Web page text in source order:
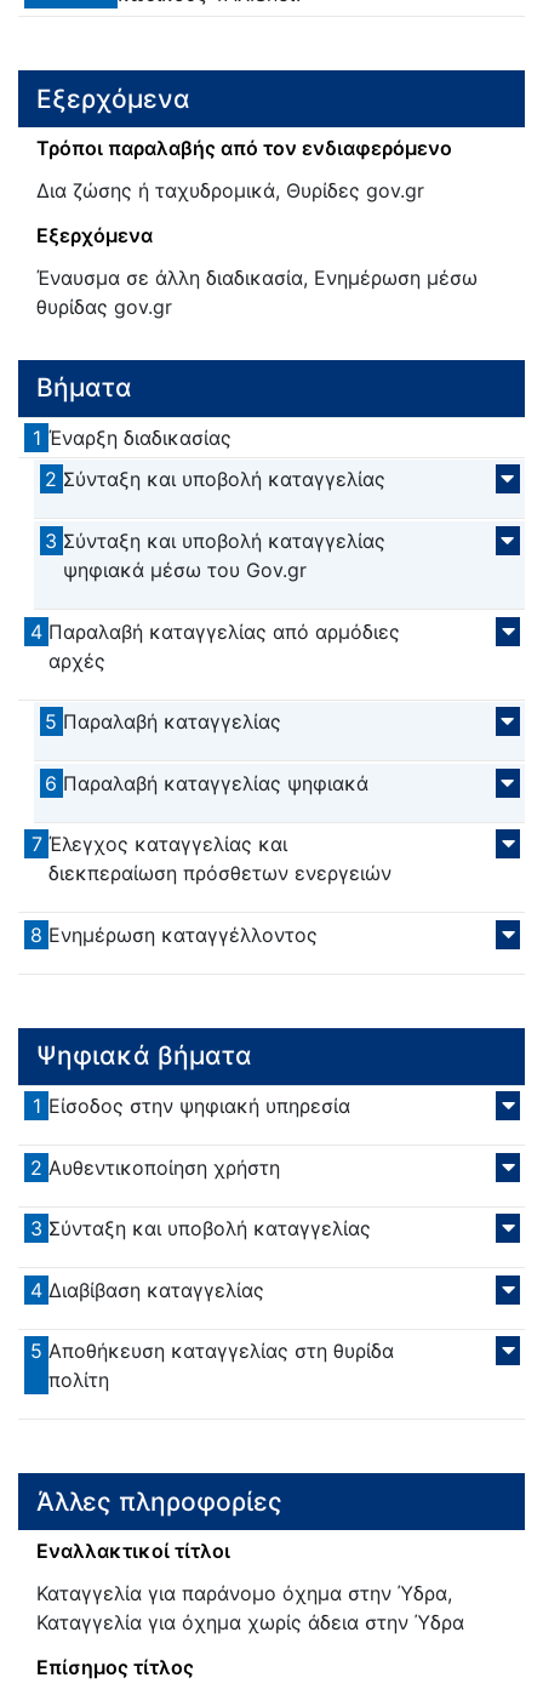
Εξερχόμενα
Τρόποι παραλαβής από τον ενδιαφερόμενο
Δια ζώσης ή ταχυδρομικά, Θυρίδες gov.gr
Εξερχόμενα
Έναυσμα σε άλλη διαδικασία, Ενημέρωση μέσω
θυρίδας gov.gr
Βήματα
1 Έναρξη διαδικασίας
2 Σύνταξη και υποβολή καταγγελίας
3 Σύνταξη και υποβολή καταγγελίας
ψηφιακά μέσω του Gov.gr
4 Παραλαβή καταγγελίας από αρμόδιες
αρχές
5 Παραλαβή καταγγελίας
6 Παραλαβή καταγγελίας ψηφιακά
7 Έλεγχος καταγγελίας και
διεκπεραίωση πρόσθετων ενεργειών
8 Ενημέρωση καταγγέλλοντος
Ψηφιακά βήματα
1 Είσοδος στην ψηφιακή υπηρεσία
2 Αυθεντικοποίηση χρήστη
3 Σύνταξη και υποβολή καταγγελίας
4 Διαβίβαση καταγγελίας
5 Αποθήκευση καταγγελίας στη θυρίδα
πολίτη
Άλλες πληροφορίες
Εναλλακτικοί τίτλοι
Καταγγελία για παράνομο όχημα στην Ύδρα,
Καταγγελία για όχημα χωρίς άδεια στην Ύδρα
Επίσημος τίτλος